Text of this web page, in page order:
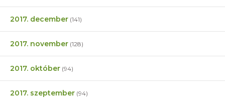
2017. december (141)
2017. november (128)
2017. október (94)
2017. szeptember (94)